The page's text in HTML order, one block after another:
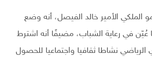
الأمير خالد الفيصل، أنه وضع
عُيّن في رعاية الشباب، مضيفًا أنه اشترط
الرياضي نشاطا ثقافيا واجتماعيا للحصول